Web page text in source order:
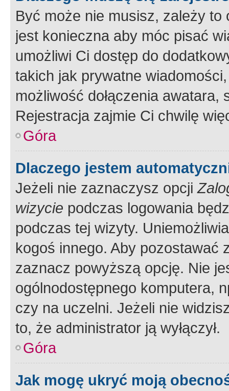
Być może nie musisz, zależy
jest konieczna aby móc pisać
umożliwi Ci dostęp do
takich jak prywatne
możliwość dołączenia
Rejestracja zajmie Ci chwilę
Góra
Dlaczego jestem
Jeżeli nie zaznaczysz opcji
wizycie podczas logowania
podczas tej wizyty.
kogoś innego. Aby pozostawać
zaznacz powyższą opcję. Nie
ogólnodostępnego komputera,
czy na uczelni. Jeżeli nie
to, że administrator ją wyłączył.
Góra
Jak mogę ukryć moją